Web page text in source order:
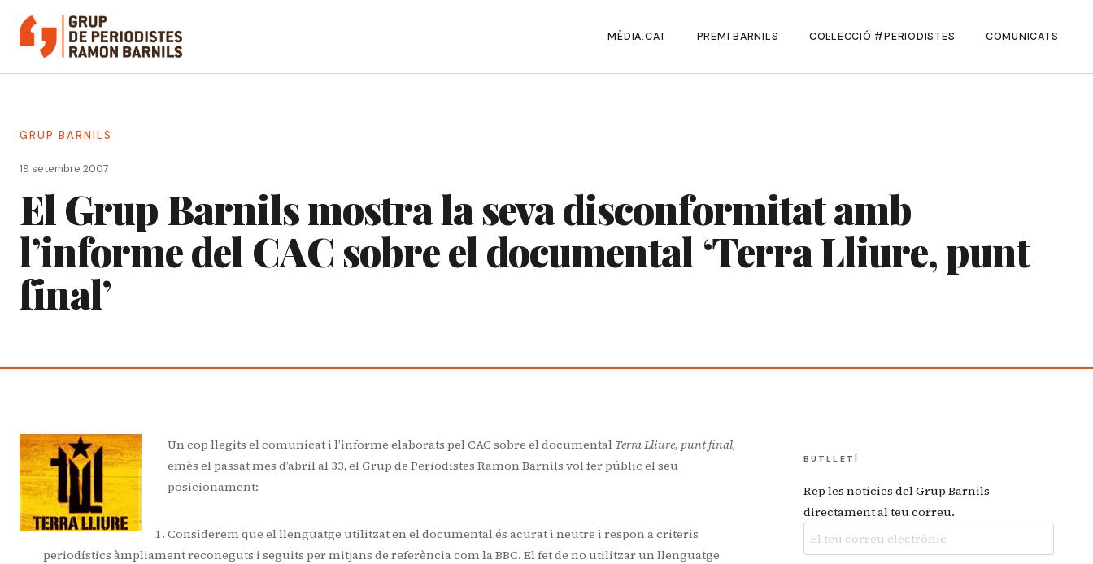
contingut
MÈDIA.CAT PREMI BARNILS COL·LECCIÓ #PERIODISTES COMUNICATS
GRUP BARNILS
19 setembre 2007
El Grup Barnils mostra la seva disconformitat amb
l’informe del CAC sobre el documental ‘Terra Lliure, punt
final’
Un cop llegits el comunicat i l’informe elaborats pel CAC sobre el documental Terra Lliure, punt final,
emès el passat mes d’abril al 33, el Grup de Periodistes Ramon Barnils vol fer públic el seu
posicionament:
Considerem que el llenguatge utilitzat en el documental és acurat i neutre i respon a criteris
periodístics àmpliament reconeguts i seguits per mitjans de referència com la BBC. El fet de no utilitzar un llenguatge
BUTLLETÍ
Rep les notícies del Grup Barnils
directament al teu correu.